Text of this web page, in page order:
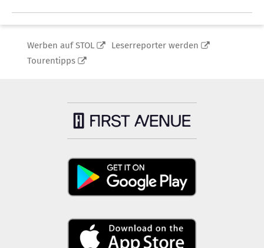
Werben auf STOL
Leserreporter werden
Tourentipps